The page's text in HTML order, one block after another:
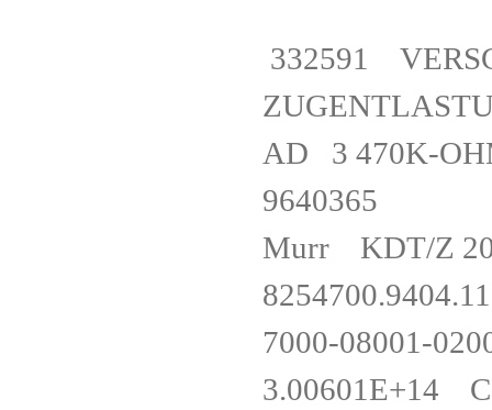
332591
AD 3
Murr
7000-08001-
3.00601E+14